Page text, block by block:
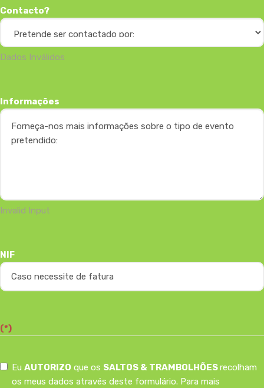
Contacto?
Dados Inválidos
Informações
Invalid Input
NIF
(*)
Eu AUTORIZO que os SALTOS & TRAMBOLHÕESrecolham
os meus dados através deste formulário. Para mais